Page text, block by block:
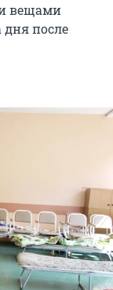
вещами
дня после